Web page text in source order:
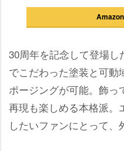
30周年を記念して登場し
でこだわった塗装と可動
ポージングが可能。飾っ
再現も楽しめる本格派。
したいファンにとって、